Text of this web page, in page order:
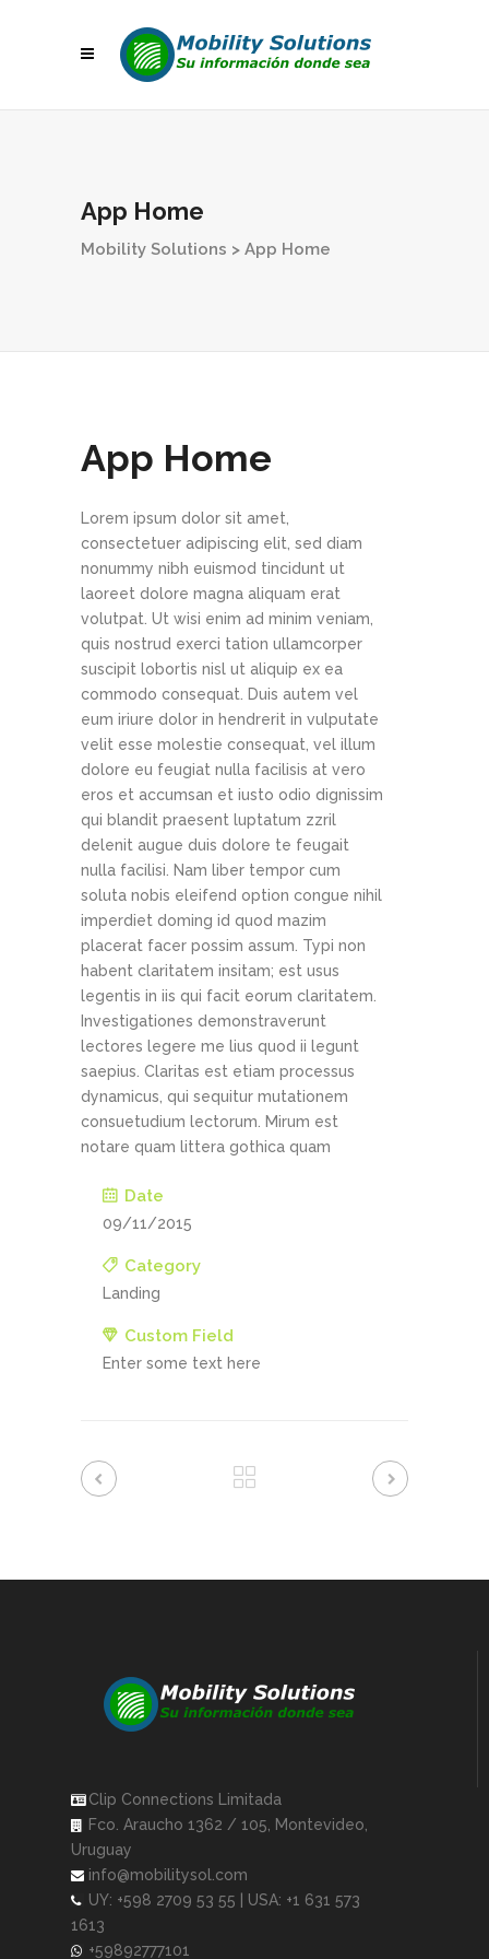
App Home
Mobility Solutions > App Home
App Home
Lorem ipsum dolor sit amet,
consectetuer adipiscing elit, sed diam
nonummy nibh euismod tincidunt ut
laoreet dolore magna aliquam erat
volutpat. Ut wisi enim ad minim veniam,
quis nostrud exerci tation ullamcorper
suscipit lobortis nisl ut aliquip ex ea
commodo consequat. Duis autem vel
eum iriure dolor in hendrerit in vulputate
velit esse molestie consequat, vel illum
dolore eu feugiat nulla facilisis at vero
eros et accumsan et iusto odio dignissim
qui blandit praesent luptatum zzril
delenit augue duis dolore te feugait
nulla facilisi. Nam liber tempor cum
soluta nobis eleifend option congue nihil
imperdiet doming id quod mazim
placerat facer possim assum. Typi non
habent claritatem insitam; est usus
legentis in iis qui facit eorum claritatem.
Investigationes demonstraverunt
lectores legere me lius quod ii legunt
saepius. Claritas est etiam processus
dynamicus, qui sequitur mutationem
consuetudium lectorum. Mirum est
notare quam littera gothica quam
Date
09/11/2015
Category
Landing
Custom Field
Enter some text here
Clip Connections Limitada
Fco. Araucho 1362 / 105, Montevideo,
Uruguay
info@mobilitysol.com
UY: +598 2709 53 55 | USA: +1 631 573
1613
+59892777101